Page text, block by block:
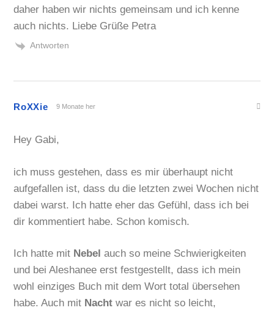
daher haben wir nichts gemeinsam und ich kenne
auch nichts. Liebe Grüße Petra
Antworten
RoXXie 9 Monate her
Hey Gabi,
ich muss gestehen, dass es mir überhaupt nicht
aufgefallen ist, dass du die letzten zwei Wochen nicht
dabei warst. Ich hatte eher das Gefühl, dass ich bei
dir kommentiert habe. Schon komisch.
Ich hatte mit Nebel auch so meine Schwierigkeiten
und bei Aleshanee erst festgestellt, dass ich mein
wohl einziges Buch mit dem Wort total übersehen
habe. Auch mit Nacht war es nicht so leicht,